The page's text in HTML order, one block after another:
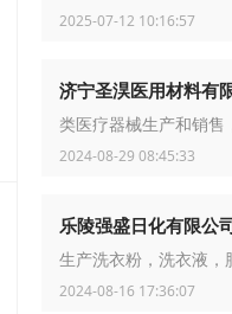
2025-07-12 10:16:57
济宁圣淏医用材料有
类医疗器械生产和销
2024-08-29 08:45:33
乐陵强盛日化有限公
生产洗衣粉，洗衣液，
2024-08-16 17:36:07